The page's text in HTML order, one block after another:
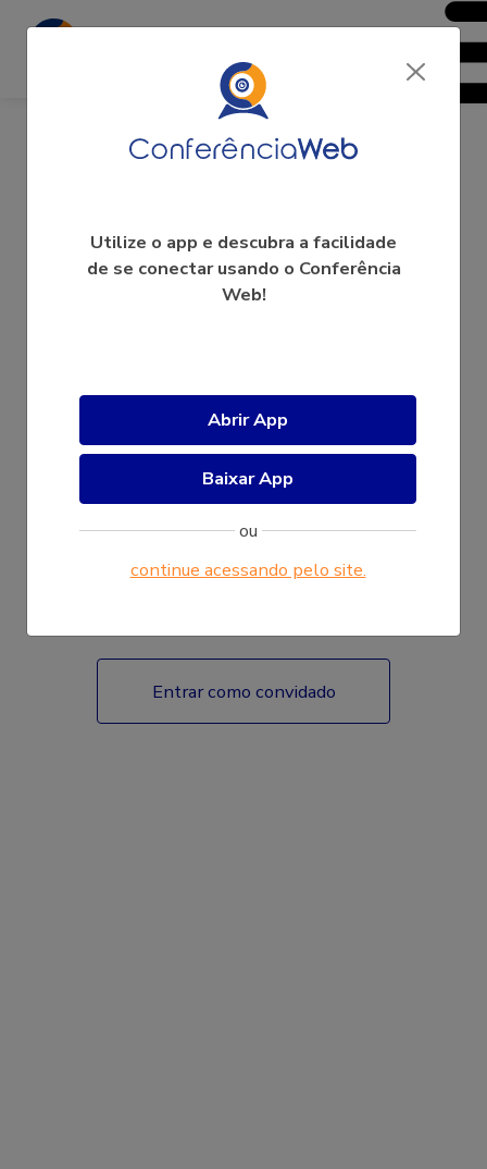
Paula Karini
A videoconferência ainda não começou.
Entrar como convidado
Utilize o app e descubra a facilidade
de se conectar usando o Conferência
Web!
Abrir App
Baixar App
ou
continue acessando pelo site.